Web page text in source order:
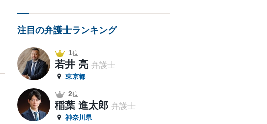
注目の弁護士ランキング
1位
若井 亮 弁護士
東京都
2位
稲葉 進太郎 弁護士
神奈川県